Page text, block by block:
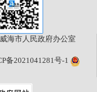
海市人民政府办公室
备2021041281号-1